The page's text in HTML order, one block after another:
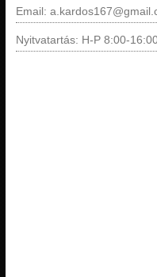
Email:
Nyitvatartás: H-P 8:00-